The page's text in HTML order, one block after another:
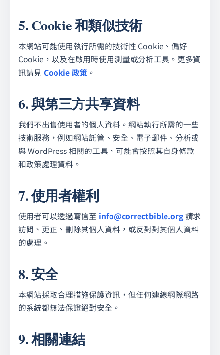
5. Cookie 和類似技術
本網站可能使用執行所需的技術性 Cookie、偏好
Cookie，以及在啟用時使用測量或分析工具。更多資
訊請見 Cookie 政策 。
6. 與第三方共享資料
我們不出售使用者的個人資料。網站執行所需的一些
技術服務，例如網站託管、安全、電子郵件、分析或
與 WordPress 相關的工具，可能會按照其自身條款
和政策處理資料。
7. 使用者權利
使用者可以透過寫信至 info@correctbible.org請求
訪問、更正、刪除其個人資料，或反對對其個人資料
的處理。
8. 安全
本網站採取合理措施保護資訊，但任何連線網際網路
的系統都無法保證絕對安全。
9. 相關連結